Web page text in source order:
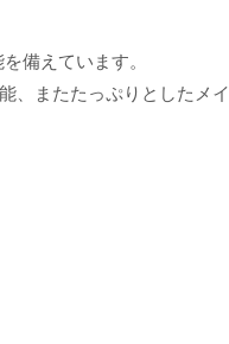
備えています。
、またたっぷりとしたメイ